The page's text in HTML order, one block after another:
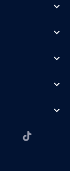
expand_more
expand_more
expand_more
expand_more
expand_more